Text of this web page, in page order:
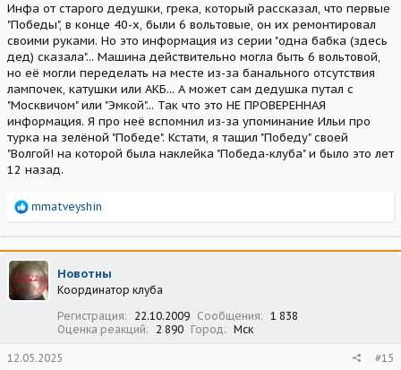
Инфа от старого дедушки, грека, который рассказал, что первые
"Победы", в конце 40-х, были 6 вольтовые, он их ремонтировал
своими руками. Но это информация из серии "одна бабка (здесь
дед) сказала"... Машина действительно могла быть 6 вольтовой,
но её могли переделать на месте из-за банального отсутствия
лампочек, катушки или АКБ... А может сам дедушка путал с
"Москвичом" или "Эмкой"... Так что это НЕ ПРОВЕРЕННАЯ
информация. Я про неё вспомнил из-за упоминание Ильи про
турка на зелёной "Победе". Кстати, я тащил "Победу" своей
"Волгой! на которой была наклейка "Победа-клуба" и было это лет
12 назад.
Р
а
к
ц
и
и
mmatveyshin
Новотны
Координатор клуба
Регистрация
22.10.2009 Сообщения
1 838
Оценка реакций
2 890 Город Мск
12.05.2025 #15